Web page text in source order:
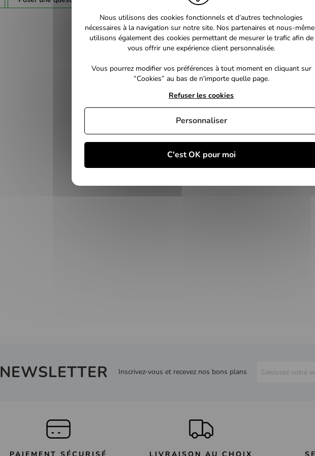
NEWSLETTER Inscrivez-vous et recevez nos bons plans
PAIEMENT SÉCURISÉ LIVRAISON AU CHOIX
Nous utilisons des cookies fonctionnels et d’autres technologies
nécessaires à la navigation sur notre site. Nos partenaires et nous-
utilisons également des cookies permettant de mesurer le trafic afin de
vous offrir une expérience client personnalisée.
Vous pourrez modifier vos préférences à tout moment en cliquant sur
“Cookies” au bas de n'importe quelle page.
C'est OK pour moi
Refuser les cookies
Personnaliser